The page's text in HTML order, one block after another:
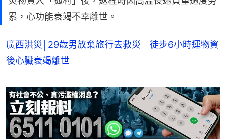
累，心功能衰竭不幸離世。
廣西洪災│29歲男放棄旅行去救災 徒步6小時運物資
後心臟衰竭離世